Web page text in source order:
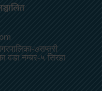
७सप्तरी
वडा नम्बर-५ सिरहा